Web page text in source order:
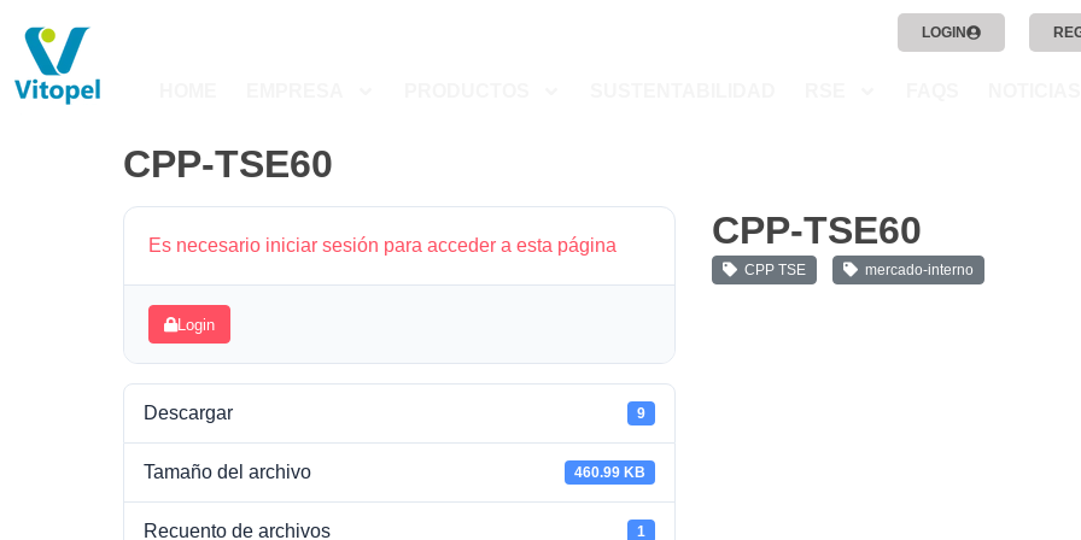
LOGIN
CPP-TSE60
Es necesario iniciar sesión para acceder a esta página
Login
Descargar 9
Tamaño del archivo 460.99 KB
Recuento de archivos 1
CPP-TSE60
CPP TSE mercado-interno